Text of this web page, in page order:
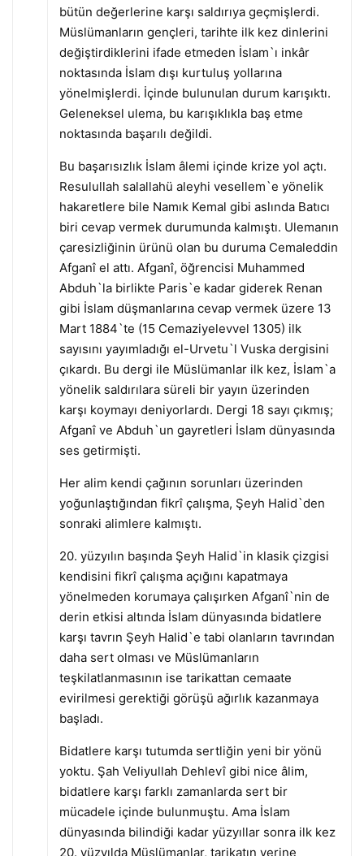
bütün değerlerine karşı saldırıya geçmişlerdi.
Müslümanların gençleri, tarihte ilk kez dinlerini
değiştirdiklerini ifade etmeden İslam`ı inkâr
noktasında İslam dışı kurtuluş yollarına
yönelmişlerdi. İçinde bulunulan durum karışıktı.
Geleneksel ulema, bu karışıklıkla baş etme
noktasında başarılı değildi.
Bu başarısızlık İslam âlemi içinde krize yol açtı.
Resulullah salallahü aleyhi vesellem`e yönelik
hakaretlere bile Namık Kemal gibi aslında Batıcı
biri cevap vermek durumunda kalmıştı. Ulemanın
çaresizliğinin ürünü olan bu duruma Cemaleddin
Afganî el attı. Afganî, öğrencisi Muhammed
Abduh`la birlikte Paris`e kadar giderek Renan
gibi İslam düşmanlarına cevap vermek üzere 13
Mart 1884`te (15 Cemaziyelevvel 1305) ilk
sayısını yayımladığı el-Urvetu`l Vuska dergisini
çıkardı. Bu dergi ile Müslümanlar ilk kez, İslam`a
yönelik saldırılara süreli bir yayın üzerinden
karşı koymayı deniyorlardı. Dergi 18 sayı çıkmış;
Afganî ve Abduh`un gayretleri İslam dünyasında
ses getirmişti.
Her alim kendi çağının sorunları üzerinden
yoğunlaştığından fikrî çalışma, Şeyh Halid`den
sonraki alimlere kalmıştı.
20. yüzyılın başında Şeyh Halid`in klasik çizgisi
kendisini fikrî çalışma açığını kapatmaya
yönelmeden korumaya çalışırken Afganî`nin de
derin etkisi altında İslam dünyasında bidatlere
karşı tavrın Şeyh Halid`e tabi olanların tavrından
daha sert olması ve Müslümanların
teşkilatlanmasının ise tarikattan cemaate
evirilmesi gerektiği görüşü ağırlık kazanmaya
başladı.
Bidatlere karşı tutumda sertliğin yeni bir yönü
yoktu. Şah Veliyullah Dehlevî gibi nice âlim,
bidatlere karşı farklı zamanlarda sert bir
mücadele içinde bulunmuştu. Ama İslam
dünyasında bilindiği kadar yüzyıllar sonra ilk kez
20. yüzyılda Müslümanlar, tarikatın yerine